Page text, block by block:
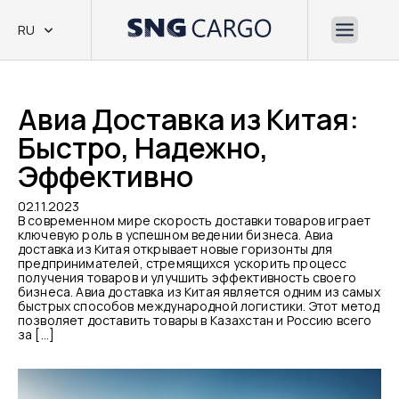
RU
Авиа Доставка из Китая:
Быстро, Надежно,
Эффективно
02.11.2023
В современном мире скорость доставки товаров играет
ключевую роль в успешном ведении бизнеса. Авиа
доставка из Китая открывает новые горизонты для
предпринимателей, стремящихся ускорить процесс
получения товаров и улучшить эффективность своего
бизнеса. Авиа доставка из Китая является одним из самых
быстрых способов международной логистики. Этот метод
позволяет доставить товары в Казахстан и Россию всего
за […]